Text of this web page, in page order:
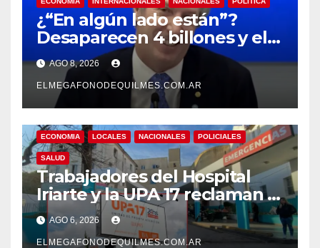
¿“En algún lado están”?
Desaparecen 4 billones y el
presidente del BCRA
responde con una risita
AGO 8, 2026
ELMEGAFONODEQUILMES.COM.AR
ECONOMIA LOCALES NACIONALES POLICIALES
SALUD
Trabajadores del Hospital
Iriarte y la UPA 17 reclaman el
pase a planta de becarios y
mejoras laborales
AGO 6, 2026
ELMEGAFONODEQUILMES.COM.AR